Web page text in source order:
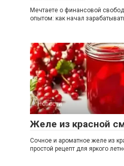
Мечтаете о финансовой
опытом: как начал
Новости
Желе из красной
Сочное и ароматное желе из
простой рецепт для яркого